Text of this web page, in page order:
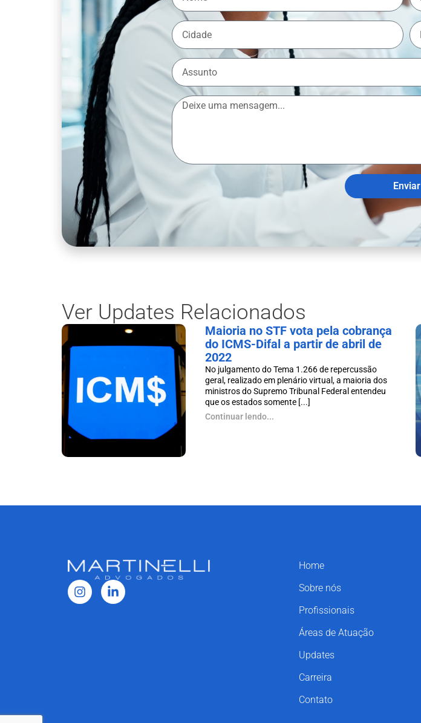
Enviar
Ver Updates Relacionados
Maioria no STF vota pela cobrança
do ICMS-Difal a partir de abril de
2022
No julgamento do Tema 1.266 de repercussão
geral, realizado em plenário virtual, a maioria dos
ministros do Supremo Tribunal Federal entendeu
que os estados somente [...]
Continuar lendo...
Home
Sobre nós
Profissionais
Áreas de Atuação
Updates
Carreira
Contato